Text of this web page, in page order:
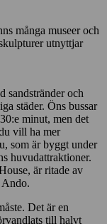
många museer och
utnyttjar
sandstränder och
städer. Öns bussar
minut, men det
vill ha mer
som är byggt under
huvudattraktioner.
är ritade av
Ando.
Det är en
till halvt